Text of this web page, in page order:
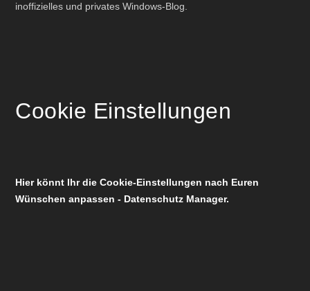
inoffizielles und privates Windows-Blog.
Cookie Einstellungen
Hier könnt Ihr die Cookie-Einstellungen nach Euren
Wünschen anpassen - Datenschutz Manager.